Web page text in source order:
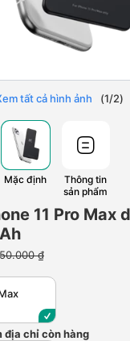
tất cả hình ảnh (1/2)
Mặc định
Thông tin
sản phẩm
11 Pro Max
₫
địa chỉ còn hàng